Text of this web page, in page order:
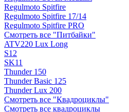
Regulmoto Spitfire
Regulmoto Spitfire 17/14
Regulmoto Spitfire PRO
Смотреть все "Питбайки"
ATV220 Lux Long
S12
SK11
Thunder 150
Thunder Basic 125
Thunder Lux 200
Смотреть все "Квадроциклы"
Смотреть все квадроциклы